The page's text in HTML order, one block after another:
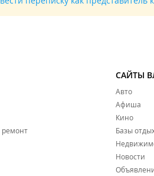
ремонт
САЙТЫ
Авто
Афиша
Кино
Базы
Новости